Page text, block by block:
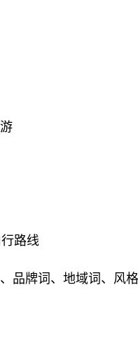
路线
品牌词、地域词、风